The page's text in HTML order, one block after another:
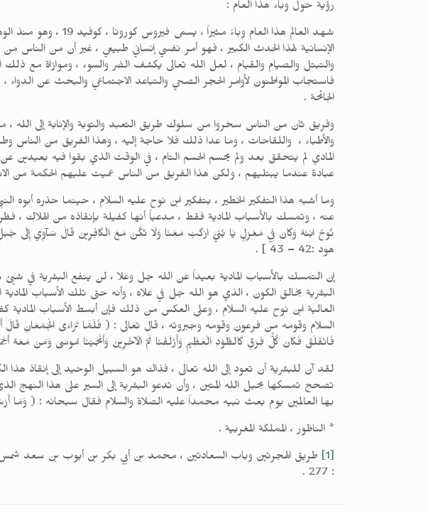
رؤية حول وباء هذا العام :
شهد العالم هذا
الإنسانية لهذا الحدث الكبير ، فهو أمر نفسي إنساني طبيعي ، غير أن من الناس
والتبتل والصيام والقيام ، لعل الله تعالى يكشف الضر والسوء ، وموازاة مع
فاستجاب المواطنون لأوامر الحجر الصحي والتباعد الاجتماعي والبحث عن
الجائحة .
وفريق ثان من الناس سخروا من سلوك طريق التعبد والتوبة والإنابة إلى الله ،
والأطباء ، واللقاحات ، وما عدا ذلك فلا حاجة إليه ، وهذا الفريق من الناس
المادي لم يتحقق بعد ولم يحسم الحسم التام ، في الوقت الذي بقوا فيه بعيدين
عبادة عندما يبتليهم ، ولكن هذا الفريق من الناس عميت عليهم الحكمة من
وما أشبه هذا التفكير الخطير ، بتفكير ابن نوح عليه السلام ، حينما حذره
عنه ، وتمسك بالأسباب المادية فقط ، مدعياً أنها كفيلة بإنقاذه من الهلاك
نُوحٌ ابْنَهُ وَكَانَ فِي مَعْزِلٍ يَا بُنَيَّ ارْكَبْ مَعَنَا وَلَا تَكُنْ مَعَ الْكَافِرِينَ قَالَ سَآوِي إِلَى
هود :42 – 43 ] .
إن التمسك بالأسباب المادية بعيداً عن الله جل وعلا ، لن ينفع البشرية في شيئ
البشرية بخالق الكون ، الذي هو الله جل في علاه ، وأنه حتى تلك الأسباب
العالية ابن نوح عليه السلام ، وعلى العكس من ذلك فإن أبسط الأسباب المادية
السلام وقومه من فرعون وقومه وجبروته ، قال تعالى : ( فَلَمَّا تَرَاءَى الْجَمْعَانِ
فَانْفَلَقَ فَكَانَ كُلُّ فِرْقٍ كَالطَّوْدِ الْعَظِيمِ وَأَزْلَفْنَا ثَمَّ الْآخَرِينَ وَأَنْجَيْنَا مُوسَى وَمَنْ مَعَهُ أَجْمَعِينَ
لقد آن للبشرية أن تعود إلى الله تعالى ، فذاك هو السبيل الوحيد إلى إنقاذ
تصحح تمسكها بحبل الله المتين ، وأن تدعو البشرية إلى السير على هذا
بها العالمين يوم بعث نبيه محمداً عليه الصلاة والسلام فقال سبحانه : ( وَمَا أَرْسَلْنَاكَ
* الناظور ، المملكة المغربية .
[1]
: 277 .